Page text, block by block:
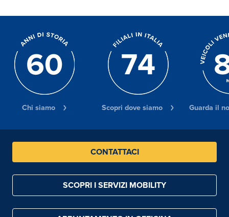
Chi siamo Scopri dove siamo Guarda il
CONTATTACI
SCOPRI I SERVIZI MOBILITY